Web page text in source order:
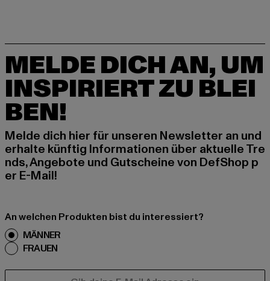
MELDE DICH AN, UM
INSPIRIERT ZU BLEI
BEN!
Melde dich hier für unseren Newsletter an und
erhalte künftig Informationen über aktuelle Tre
nds, Angebote und Gutscheine von DefShop p
er E-Mail!
An welchen Produkten bist du interessiert?
MÄNNER
FRAUEN